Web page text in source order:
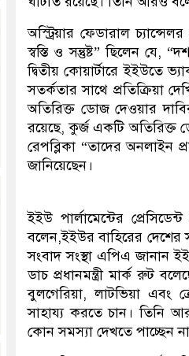
অস্ট্রিয়ার ফেডারাল
স্বস্তি ও সন্তুষ্ট” ছিলেন যে,
দ্বিতীয় কোয়ার্টারে ইইউতে
সতর্কতার সাথে প্রতিক্রিয়া
অতিরিক্ত ডোজ দেওয়ার
রয়েছে, কুর্জ একটি অতিরিক্ত
রেপব্লিকা “তাদের অনলাইন
জানিয়েছেন।
ইইউ পার্লামেন্টের
বলেন,ইইউর বাহিরের দেশের
সংবাদ সংস্থা এপিএ জানান
ডাচ প্রধানমন্ত্রী মার্ক রুট
বুলগেরিয়া, লাটভিয়া এবং
সাহায্য করতে চান। তিনি
কোন সমস্যা দেখতে পাচ্ছেন